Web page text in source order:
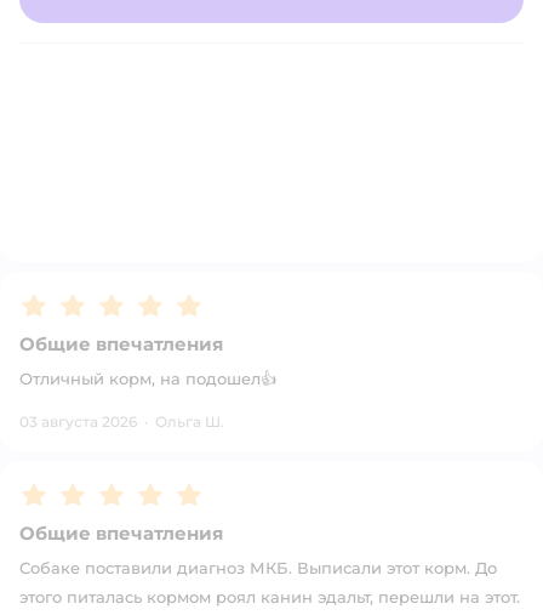
Рейтинг:5
Общие впечатления
Отличный корм, на подошел👍
03 августа 2026 · Ольга Ш.
Рейтинг:5
Общие впечатления
Собаке поставили диагноз МКБ. Выписали этот корм. До
этого питалась кормом роял канин эдальт, перешли на этот.